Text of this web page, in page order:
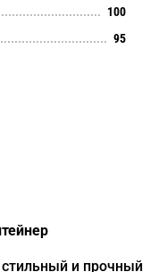
100
95
стильный и прочный